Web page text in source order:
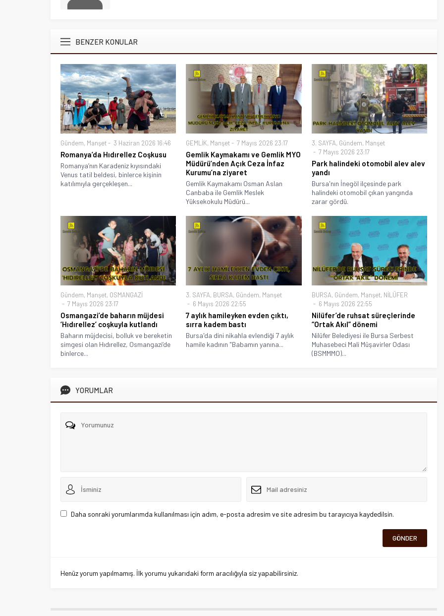
BENZER KONULAR
Gündem, Manşet 3 Haziran 2026 16:46
Romanya’da Hıdırellez Coşkusu
Romanya’nın Karadeniz kıyısındaki
Venus tatil beldesi, binlerce kişinin
katılımıyla gerçekleşen...
GEMLİK, Manşet 7 Mayıs 2026 23:17
Gemlik Kaymakamı ve Gemlik MYO
Müdürü’nden Açık Ceza İnfaz
Kurumu’na ziyaret
Gemlik Kaymakamı Osman Aslan
Canbaba ile Gemlik Meslek
Yüksekokulu Müdürü...
3. SAYFA, Gündem, Manşet
7 Mayıs 2026 23:17
Park halindeki otomobil alev alev
yandı
Bursa'nın İnegöl ilçesinde park
halindeki otomobil çıkan yangında
zarar gördü.
Gündem, Manşet, OSMANGAZİ
7 Mayıs 2026 23:17
Osmangazi’de baharın müjdesi
‘Hıdırellez’ coşkuyla kutlandı
Baharın müjdecisi, bolluk ve bereketin
simgesi olan Hıdırellez, Osmangazi’de
binlerce...
3. SAYFA, BURSA, Gündem, Manşet
6 Mayıs 2026 22:55
7 aylık hamileyken evden çıktı,
sırra kadem bastı
Bursa'da dini nikahla evlendiği 7 aylık
hamile kadının "Babamın yanına...
BURSA, Gündem, Manşet, NİLÜFER
6 Mayıs 2026 22:55
Nilüfer’de ruhsat süreçlerinde
“Ortak Akıl” dönemi
Nilüfer Belediyesi ile Bursa Serbest
Muhasebeci Mali Müşavirler Odası
(BSMMMO)...
YORUMLAR
Daha sonraki yorumlarımda kullanılması için adım, e-posta adresim ve site adresim bu tarayıcıya kaydedilsin.
Henüz yorum yapılmamış. İlk yorumu yukarıdaki form aracılığıyla siz yapabilirsiniz.